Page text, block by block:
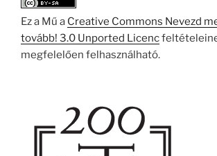
Ez a Mű a Creative Commons Nevezd
tovább! 3.0 Unported Licenc
megfelelően felhasználható.